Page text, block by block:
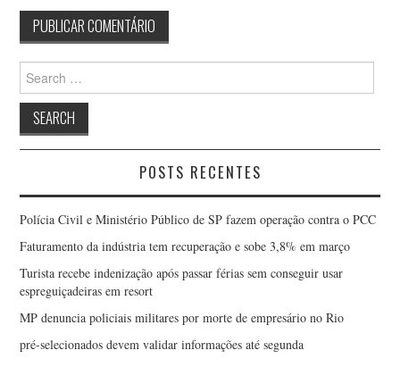
Search
for:
POSTS RECENTES
Polícia Civil e Ministério Público de SP fazem operação contra o PCC
Faturamento da indústria tem recuperação e sobe 3,8% em março
Turista recebe indenização após passar férias sem conseguir usar
espreguiçadeiras em resort
MP denuncia policiais militares por morte de empresário no Rio
pré-selecionados devem validar informações até segunda